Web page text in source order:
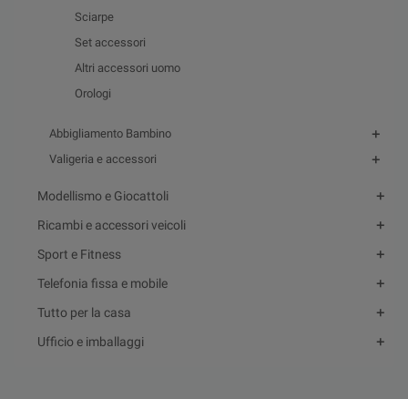
Sciarpe
Set accessori
Altri accessori uomo
Orologi
Abbigliamento Bambino
Valigeria e accessori
Modellismo e Giocattoli
Ricambi e accessori veicoli
Sport e Fitness
Telefonia fissa e mobile
Tutto per la casa
Ufficio e imballaggi